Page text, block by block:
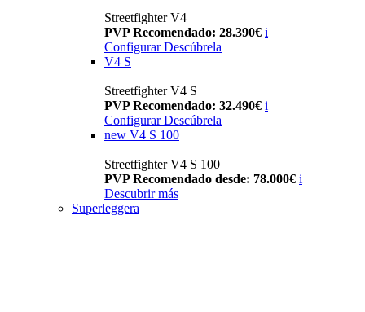
Streetfighter V4
PVP Recomendado: 28.390€ i
Configurar Descúbrela
V4 S
Streetfighter V4 S
PVP Recomendado: 32.490€ i
Configurar Descúbrela
new V4 S 100
Streetfighter V4 S 100
PVP Recomendado desde: 78.000€ i
Descubrir más
Superleggera